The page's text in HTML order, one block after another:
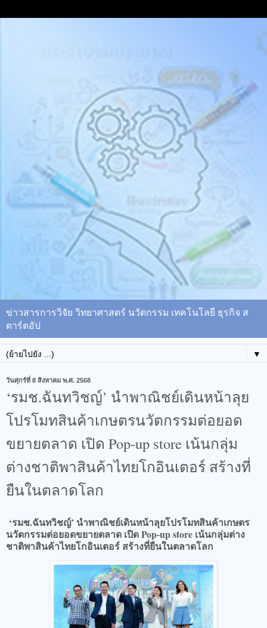
ข่าวสารการวิจัย วิทยาศาสตร์ นวัตกรรม เทคโนโลยี ธุรกิจ ส
ตาร์ตอัป
▼
วันศุกร์ที่ 8 สิงหาคม พ.ศ. 2568
‘รมช.ฉันทวิชญ์’ นำพาณิชย์เดินหน้าลุย
โปรโมทสินค้าเกษตรนวัตกรรมต่อยอด
ขยายตลาด เปิด Pop-up store เน้นกลุ่ม
ต่างชาติพาสินค้าไทยโกอินเตอร์ สร้างที่
ยืนในตลาดโลก
‘รมช.ฉันทวิชญ์’ นำพาณิชย์เดินหน้าลุยโปรโมทสินค้าเกษตร
นวัตกรรมต่อยอดขยายตลาด เปิด Pop-up store เน้นกลุ่มต่าง
ชาติพาสินค้าไทยโกอินเตอร์ สร้างที่ยืนในตลาดโลก